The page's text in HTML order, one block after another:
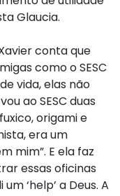
Glaucia.
conta que
como o SESC
vida, elas não
ao SESC duas
origami e
era um
mim”. E ela faz
essas oficinas
‘help’ a Deus. A